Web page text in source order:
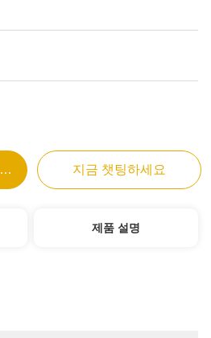
최고의 가격을 얻으십시오 지금 챗팅하세요
제품 설명